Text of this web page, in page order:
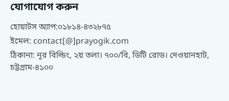
যোগাযোগ করুন
হোয়াটস অ্যাপ:০১৮১৪-৪৩২৮৭৫
ইমেল: contact[@]prayogik.com
ঠিকানা: নূর বিল্ডিং, ২য় তলা। ৭০০/বি, ডিটি রোড। দেওয়ানহাট,
চট্টগ্রাম-৪১০০